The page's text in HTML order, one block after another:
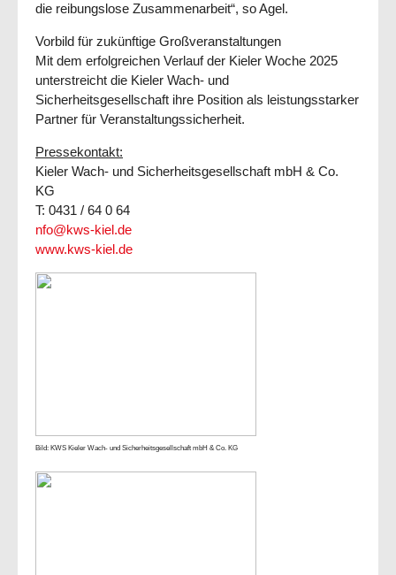
die reibungslose Zusammenarbeit“, so Agel.
Vorbild für zukünftige Großveranstaltungen
Mit dem erfolgreichen Verlauf der Kieler Woche 2025
unterstreicht die Kieler Wach- und
Sicherheitsgesellschaft ihre Position als leistungsstarker
Partner für Veranstaltungssicherheit.
Pressekontakt:
Kieler Wach- und Sicherheitsgesellschaft mbH & Co.
KG
T: 0431 / 64 0 64
nfo@kws-kiel.de
www.kws-kiel.de
Bild: KWS Kieler Wach- und Sicherheitsgesellschaft mbH & Co. KG